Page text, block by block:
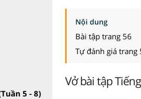
5 - 8)
Nội dung
Bài tập trang 56
Tự đánh giá trang
Vở bài tập